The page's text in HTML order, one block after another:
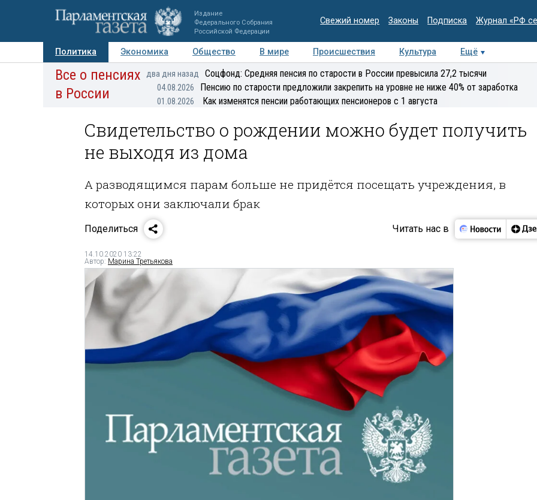
Издание
Федерального Собрания
Российской Федерации
Свежий номер Законы Подписка Журнал «РФ
Политика Экономика Общество В мире Происшествия Культура Ещё
Авторы Персоны Мнения Регионы Медиацентр Интервью Колумнисты
Все о пенсиях
в России
два дня назад Соцфонд: Средняя пенсия по старости в России превысила 27,2 тысячи
04.08.2026 Пенсию по старости предложили закрепить на уровне не ниже 40% от заработка
01.08.2026 Как изменятся пенсии работающих пенсионеров с 1 августа
Свидетельство о рождении можно будет получить
не выходя из дома
А разводящимся парам больше не придётся посещать учреждения, в
которых они заключали брак
Поделиться Читать нас в
14.10.2020 13:22
Автор: Марина Третьякова